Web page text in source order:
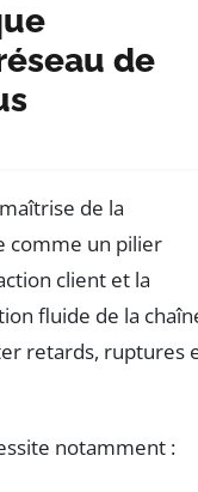
de
de la
comme un pilier
client et la
fluide de la
retards, ruptures
notamment :